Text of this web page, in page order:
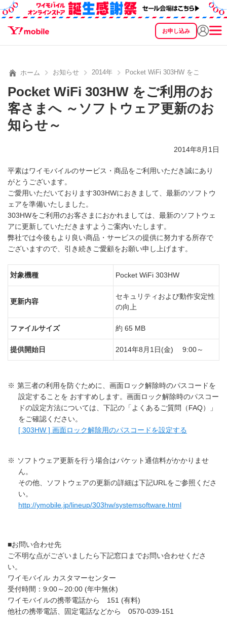
お申し込み
SEARCH
ホーム お知らせ 2014年 Pocket WiFi 303HW をご利用の
Pocket WiFi 303HW をご利用のお
客さまへ ～ソフトウェア更新のお
知らせ～
2014年8月1日
平素はワイモバイルのサービス・商品をご利用いただき誠にあり
がとうございます。
ご愛用いただいております303HWにおきまして、最新のソフトウ
ェアを準備いたしました。
303HWをご利用のお客さまにおかれましては、最新のソフトウェ
アに更新していただきますようご案内いたします。
弊社では今後もより良い商品・サービスの提供に努力する所存で
ございますので、引き続きご愛顧をお願い申し上げます。
対象機種 Pocket WiFi 303HW
更新内容
セキュリティおよび動作安定性
の向上
ファイルサイズ 約 65 MB
提供開始日 2014年8月1日(金) 9:00～
※ 第三者の利用を防ぐために、画面ロック解除時のパスコードを
設定することを おすすめします。画面ロック解除時のパスコー
ドの設定方法については、下記の「よくあるご質問（FAQ）」
をご確認ください。
[ 303HW ] 画面ロック解除用のパスコードを設定する
※ ソフトウェア更新を行う場合はパケット通信料がかかりませ
ん。
その他、ソフトウェアの更新の詳細は下記URLをご参照くださ
い。
http://ymobile.jp/lineup/303hw/systemsoftware.html
■お問い合わせ先
ご不明な点がございましたら下記窓口までお問い合わせくださ
い。
ワイモバイル カスタマーセンター
受付時間：9:00～20:00 (年中無休)
ワイモバイルの携帯電話から 151 (有料)
他社の携帯電話、固定電話などから 0570-039-151